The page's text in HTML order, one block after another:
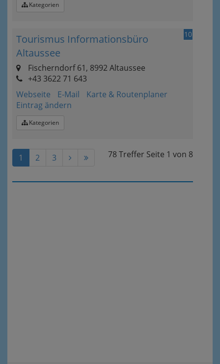
Kategorien
10
Tourismus Informationsbüro
Altaussee
Fischerndorf 61, 8992 Altaussee
+43 3622 71 643
Webseite
E-Mail
Karte & Routenplaner
Eintrag ändern
Kategorien
78 Treffer Seite 1 von 8
1 2 3